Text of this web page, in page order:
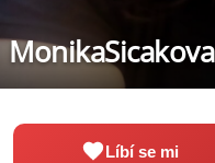
MonikaSicakova
Líbí se mi